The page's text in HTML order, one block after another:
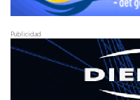
Publicidad